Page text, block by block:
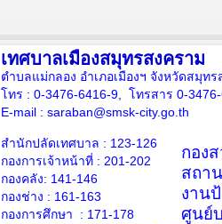
เทศบาลเมืองสมุทรสงคราม
ตำบลแม่กลอง อำเภอเมืองฯ จังหวัดสมุท
โทร : 0-3476-6416-9, โทรสาร 0-
E-mail : saraban@smsk-city.go.th
สำนักปลัดเทศบาล : 123-126
กองการเจ้าหน้าที่ : 201-202
กองคลัง: 141-146
กองช่าง : 161-163
กองการศึกษา : 171-178
กอง
สถา
งาน
ศูนย์